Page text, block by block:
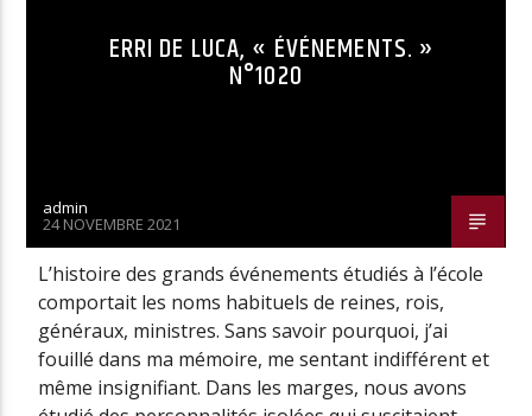
ERRI DE LUCA, « ÉVÉNEMENTS. »
N°1020
admin
24 NOVEMBRE 2021
L’histoire des grands événements étudiés à l’école
comportait les noms habituels de reines, rois,
généraux, ministres. Sans savoir pourquoi, j’ai
fouillé dans ma mémoire, me sentant indifférent et
même insignifiant. Dans les marges, nous avons